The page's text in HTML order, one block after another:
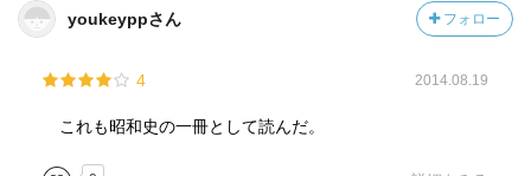
youkeyppさん フォロー
4 2014.08.19
これも昭和史の一冊として読んだ。